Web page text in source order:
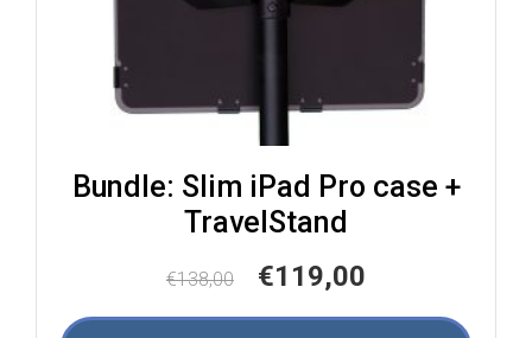
Bundle: Slim iPad Pro case +
TravelStand
€138,00
Ursprünglicher
war:
€119,00
ist: